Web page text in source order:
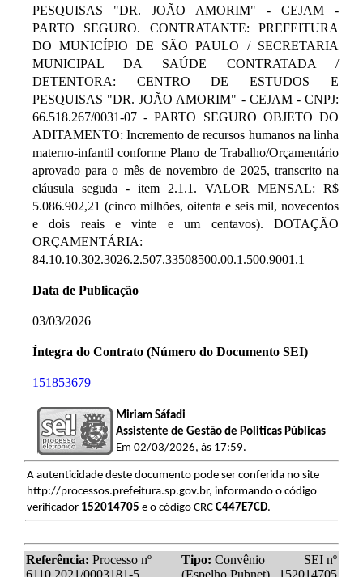
PESQUISAS "DR. JOÃO AMORIM" - CEJAM -
PARTO SEGURO. CONTRATANTE: PREFEITURA
DO MUNICÍPIO DE SÃO PAULO / SECRETARIA
MUNICIPAL DA SAÚDE CONTRATADA /
DETENTORA: CENTRO DE ESTUDOS E
PESQUISAS "DR. JOÃO AMORIM" - CEJAM - CNPJ:
66.518.267/0031-07 - PARTO SEGURO OBJETO DO
ADITAMENTO: Incremento de recursos humanos na linha
materno-infantil conforme Plano de Trabalho/Orçamentário
aprovado para o mês de novembro de 2025, transcrito na
cláusula seguda - item 2.1.1. VALOR MENSAL: R$
5.086.902,21 (cinco milhões, oitenta e seis mil, novecentos
e dois reais e vinte e um centavos). DOTAÇÃO
ORÇAMENTÁRIA:
84.10.10.302.3026.2.507.33508500.00.1.500.9001.1
Data de Publicação
03/03/2026
Íntegra do Contrato (Número do Documento SEI)
151853679
Miriam Sáfadi
Assistente de Gestão de Politicas Públicas
Em 02/03/2026, às 17:59.
A autenticidade deste documento pode ser conferida no site
http://processos.prefeitura.sp.gov.br, informando o código
verificador 152014705 e o código CRC C447E7CD.
Referência: Processo nº
6110.2021/0003181-5
Tipo: Convênio
(Espelho Pubnet)
SEI nº
152014705